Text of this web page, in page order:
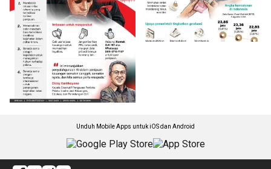
Unduh Mobile Apps untuk iOS dan Android